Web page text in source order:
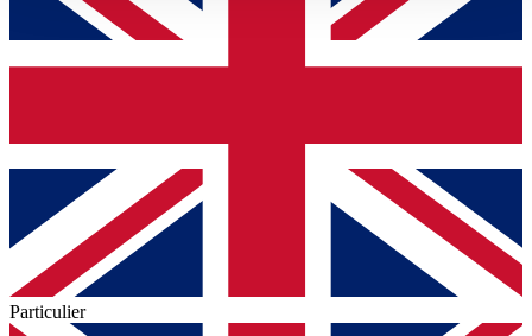
gesammelt haben.
Datenschutzerklärung
Particulier